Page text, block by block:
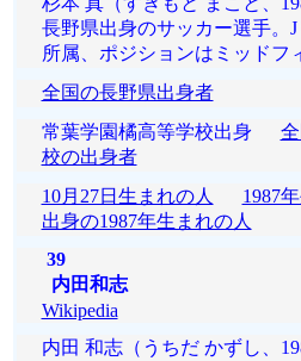
長野県出身のサッカー選手。
所属、ポジションはミッドフ
全国の長野県出身者
常葉学園橘高等学校出身
校の出身者
10月27日生まれの人
1987
出身の1987年生まれの人
39
内田和志
Wikipedia
内田 和志（うちだ かずし、